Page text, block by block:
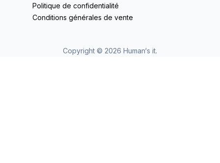
Politique de confidentialité
Conditions générales de vente
Copyright © 2026 Human‘s it.